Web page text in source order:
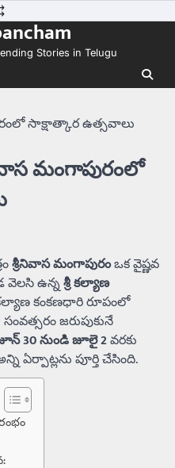
Stories in Telugu
సాక్షాత్కార ఉత్సవాలు
మంగాపురంలో
శ్రీనివాస మంగాపురంఒక వైష్ణవ
వెలసి ఉన్నశ్రీ కల్యాణ
కల్యాణ కంకణధారి రూపంలో
జరుపుకునే
30 నుండి జూలై 2వరకు
ఏర్పాట్లను పూర్తి చేసింది.